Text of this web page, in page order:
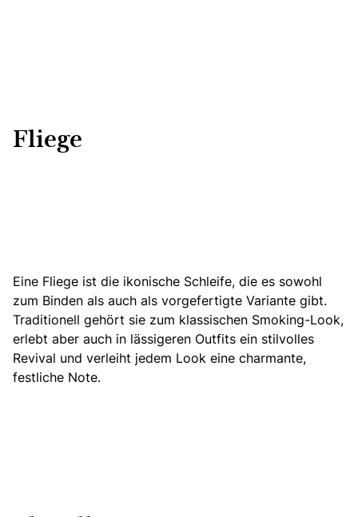
Fliege
Eine Fliege ist die ikonische Schleife, die es sowohl
zum Binden als auch als vorgefertigte Variante gibt.
Traditionell gehört sie zum klassischen Smoking-Look,
erlebt aber auch in lässigeren Outfits ein stilvolles
Revival und verleiht jedem Look eine charmante,
festliche Note.